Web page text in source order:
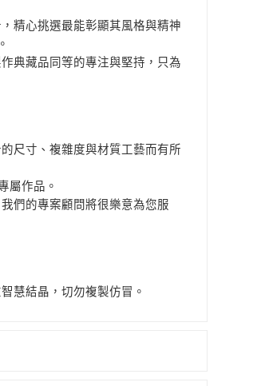
精心挑選最能彰顯其風格與精神
典藏品同等的專注與堅持，只為
尺寸、複雜度與材質工藝而有所
屬作品。
們的專案顧問將很樂意為您服
慧結晶，切勿複製仿冒。